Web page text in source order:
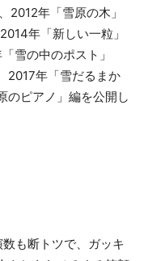
2012年「雪原の木」
年「新しい一粒」
雪の中のポスト」
2017年「雪だるまか
のピアノ」編を公開し
数も断トツで、ガッキ